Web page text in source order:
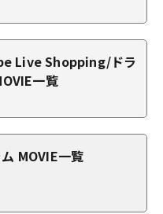
Live Shopping/ドラ
一覧
ム MOVIE一覧